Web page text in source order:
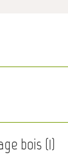
bois (1)